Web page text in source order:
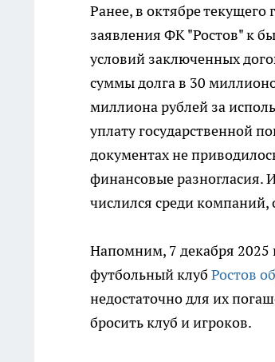
Ранее, в октябре текущего
заявления ФК "Ростов" к
условий заключенных
суммы долга в 30
миллиона рублей за
уплату государственной
документах не
финансовые разногласия.
числился среди
Напомним, 7 декабря 2025
футбольный клуб Ростов
недостаточно для их
бросить клуб и игроков.